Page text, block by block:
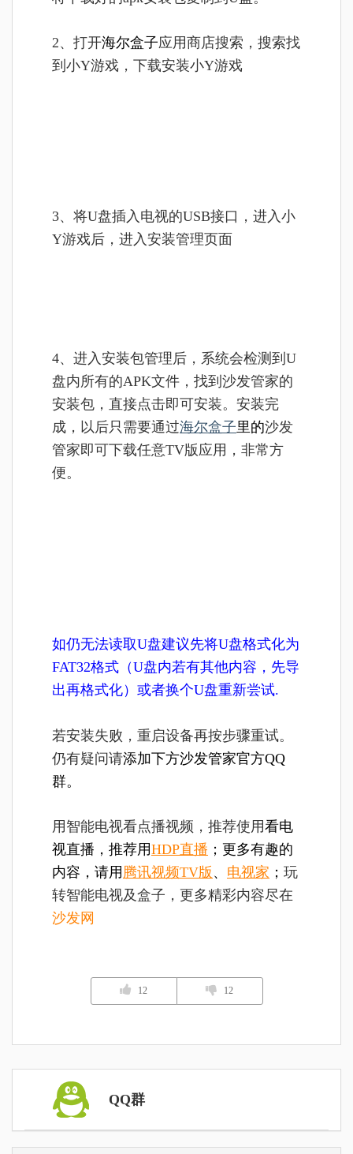
2、打开海尔盒子应用商店搜索，搜索找
到小Y游戏，下载安装小Y游戏
3、将U盘插入电视的USB接口，进入小
Y游戏后，进入安装管理页面
4、进入安装包管理后，系统会检测到U
盘内所有的APK文件，找到沙发管家的
安装包，直接点击即可安装。安装完
成，以后只需要通过海尔盒子里的沙发
管家即可下载任意TV版应用，非常方
便。
如仍无法读取U盘建议先将U盘格式化为
FAT32格式（U盘内若有其他内容，先导
出再格式化）或者换个U盘重新尝试.
若安装失败，重启设备再按步骤重试。
仍有疑问请添加下方沙发管家官方QQ
群。
用智能电视看点播视频，推荐使用看电
视直播，推荐用HDP直播 ；更多有趣的
内容，请用 腾讯视频TV版 、 电视家 ； 玩
转智能电视及盒子，更多精彩内容尽在
沙发网
12 12
QQ群